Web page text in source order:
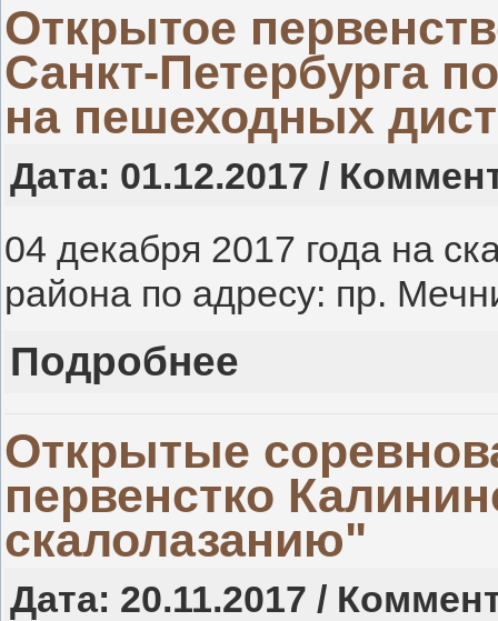
Открытое
Санкт-Петербурга
на пешеходных
Дата: 01.12.2017 /
04 декабря 2017 года на
района по адресу: пр.
Подробнее
Открытые
первенстко
скалолазанию"
Дата: 20.11.2017 /